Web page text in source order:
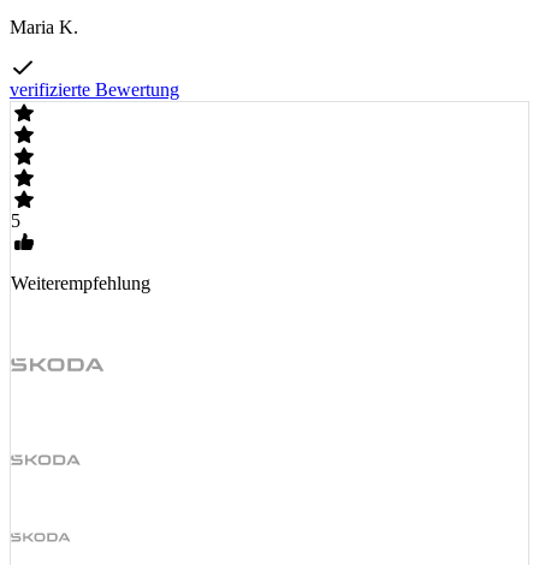
Maria K.
verifizierte Bewertung
5
Weiterempfehlung